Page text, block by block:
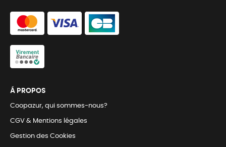
Á PROPOS
Coopazur, qui sommes-nous?
CGV & Mentions légales
Gestion des Cookies